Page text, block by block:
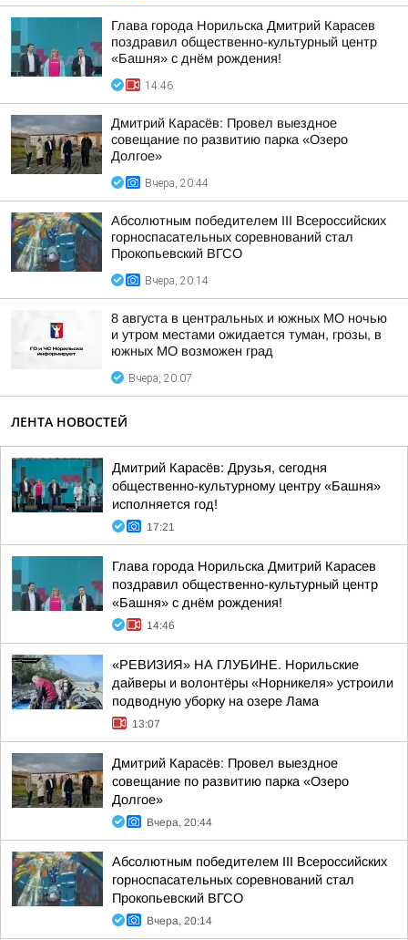
Глава города Норильска Дмитрий Карасев
поздравил общественно-культурный центр
«Башня» с днём рождения!
14:46
Дмитрий Карасёв: Провел выездное
совещание по развитию парка «Озеро
Долгое»
Вчера, 20:44
Абсолютным победителем III Всероссийских
горноспасательных соревнований стал
Прокопьевский ВГСО
Вчера, 20:14
8 августа в центральных и южных МО ночью
и утром местами ожидается туман, грозы, в
южных МО возможен град
Вчера, 20:07
ЛЕНТА НОВОСТЕЙ
Дмитрий Карасёв: Друзья, сегодня
общественно-культурному центру «Башня»
исполняется год!
17:21
Глава города Норильска Дмитрий Карасев
поздравил общественно-культурный центр
«Башня» с днём рождения!
14:46
«РЕВИЗИЯ» НА ГЛУБИНЕ. Норильские
дайверы и волонтёры «Норникеля» устроили
подводную уборку на озере Лама
13:07
Дмитрий Карасёв: Провел выездное
совещание по развитию парка «Озеро
Долгое»
Вчера, 20:44
Абсолютным победителем III Всероссийских
горноспасательных соревнований стал
Прокопьевский ВГСО
Вчера, 20:14